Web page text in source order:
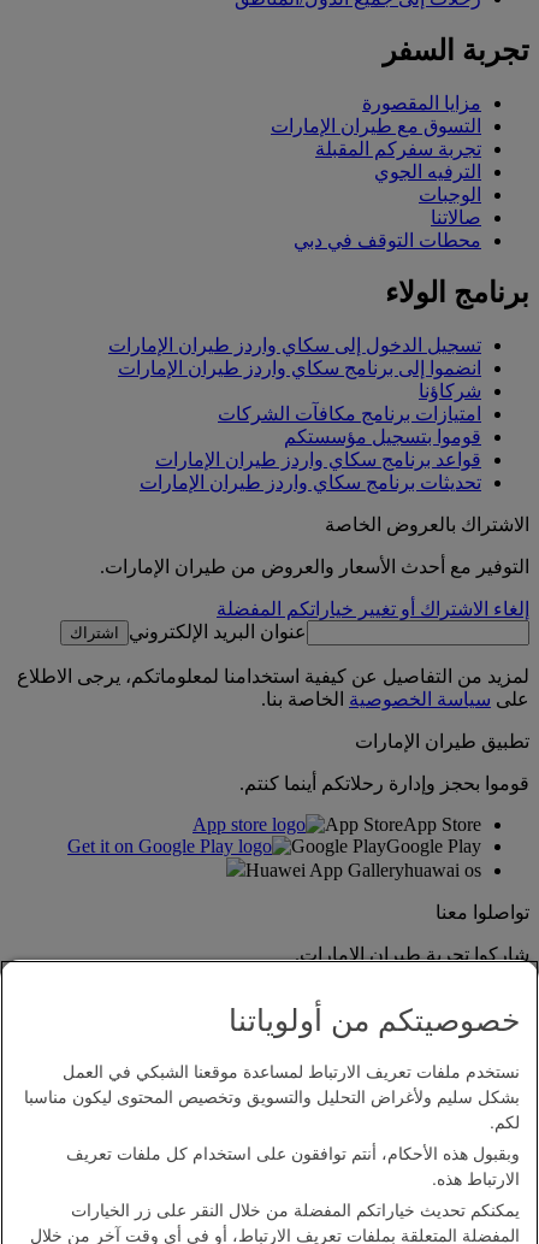
تجربة السفر
مزايا المقصورة
التسوق مع طيران الإمارات
تجربة سفركم المقبلة
الترفيه الجوي
الوجبات
صالاتنا
محطات التوقف في دبي
برنامج الولاء
تسجيل الدخول إلى سكاي واردز طيران الإمارات
انضموا إلى برنامج سكاي واردز طيران الإمارات
شركاؤنا
امتيازات برنامج مكافآت الشركات
قوموا بتسجيل مؤسستكم
قواعد برنامج سكاي واردز طيران الإمارات
تحديثات برنامج سكاي واردز طيران الإمارات
الاشتراك بالعروض الخاصة
التوفير مع أحدث الأسعار والعروض من طيران الإمارات.
إلغاء الاشتراك أو تغيير خياراتكم المفضلة
عنوان البريد الإلكتروني
اشتراك
لمزيد من التفاصيل عن كيفية استخدامنا لمعلوماتكم، يرجى الاطلاع
على سياسة الخصوصية الخاصة بنا.
تطبيق طيران الإمارات
قوموا بحجز وإدارة رحلاتكم أينما كنتم.
App StoreApp Store
Google PlayGoogle Play
Huawei App Galleryhuawai os
تواصلوا معنا
شاركوا تجربة طيران الإمارات.
بيان إمكانية الدخول
اتصل بنا
سياسة الخصوصية
الشروط والأحكام
خصوصيتكم من أولوياتنا
نستخدم ملفات تعريف الارتباط لمساعدة موقعنا الشبكي في العمل
بشكل سليم ولأغراض التحليل والتسويق وتخصيص المحتوى ليكون مناسبا
لكم.
وبقبول هذه الأحكام، أنتم توافقون على استخدام كل ملفات تعريف
الارتباط هذه.
يمكنكم تحديث خياراتكم المفضلة من خلال النقر على زر الخيارات
المفضلة المتعلقة بملفات تعريف الارتباط، أو في أي وقت آخر من خلال